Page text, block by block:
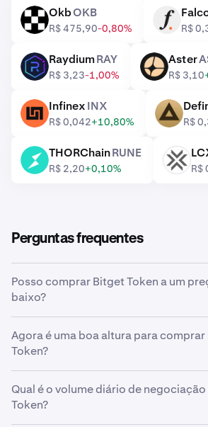
OkbOKB
R$ 475,90-0,80%
FF
R$
RAY RaydiumRAY
R$ 3,23-1,00%
ASTER Aster
R$ 3,10
INX InfinexINX
R$ 0,042+10,80%
EDGE
R$
RUNE THORChainRUNE
R$ 2,20+0,10%
LCX
R$
Perguntas frequentes
Posso comprar Bitget Token a um
baixo?
comprar automaticamente Bitget
baixar.
Agora é uma boa altura para
Token?
desafiador, e é por isso que muitos
porcusto médio em dólares
Qual é o volume diário de
Token?